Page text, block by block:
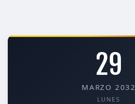
29
MARZO 2032
LUNES